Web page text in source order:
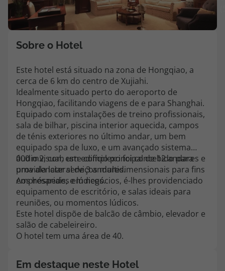
Apoio ao cliente em Portugal
218 925 471
218 925 471
Custo de uma chamada para a rede fixa nacional.
A sua agência de viagens Top Atlântico tem a preocupação de estar
sempre mais perto de si, para maior comodidade e total facilidade
na marcação das suas viagens, tem ainda ao seu dispor o nosso call
center a funcionar todos os dias úteis das 10:00 às 20:00 e Sábado
das 10:00 às 14:00.
topatlantico@topatlantico.com
Sobre o Hotel
Este hotel está situado na zona de Hongqiao, a
cerca de 6 km do centro de Xujiahi.
Idealmente situado perto do aeroporto de
Hongqiao, facilitando viagens de e para Shanghai.
Equipado com instalações de treino profissionais,
sala de bilhar, piscina interior aquecida, campos
de ténis exteriores no último andar, um bem
equipado spa de luxo, e um avançado sistema
áudio visual, este complexo foi concebido para
providenciar serviços multidimensionais para fins
empresariais, e lúdicos.
000 m2, com um edifício principal de 12 andares e
uma ala lateral de 3 andares.
Aos hóspedes em negócios, é-lhes providenciado
equipamento de escritório, e salas ideais para
reuniões, ou momentos lúdicos.
Este hotel dispõe de balcão de câmbio, elevador e
salão de cabeleireiro.
O hotel tem uma área de 40.
Em destaque neste Hotel